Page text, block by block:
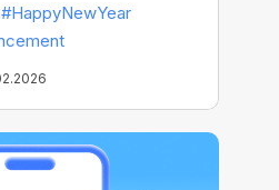
#HappyNewYear